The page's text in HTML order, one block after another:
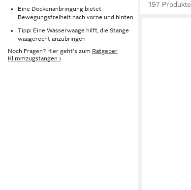
Eine Deckenanbringung bietet
Bewegungsfreiheit nach vorne und hinten
Tipp: Eine Wasserwaage hilft, die Stange
waagerecht anzubringen
Noch Fragen? Hier geht's zum Ratgeber
Klimmzugstangen ›
197 Produkte